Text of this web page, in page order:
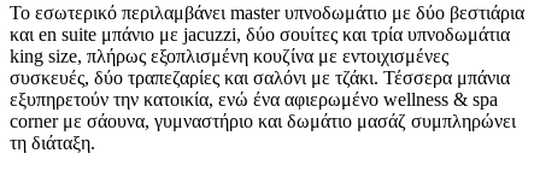
Το εσωτερικό περιλαμβάνει master υπνοδωμάτιο με δύο βεστιάρια
και en suite μπάνιο με jacuzzi, δύο σουίτες και τρία υπνοδωμάτια
king size, πλήρως εξοπλισμένη κουζίνα με εντοιχισμένες
συσκευές, δύο τραπεζαρίες και σαλόνι με τζάκι. Τέσσερα μπάνια
εξυπηρετούν την κατοικία, ενώ ένα αφιερωμένο wellness & spa
corner με σάουνα, γυμναστήριο και δωμάτιο μασάζ συμπληρώνει
τη διάταξη.